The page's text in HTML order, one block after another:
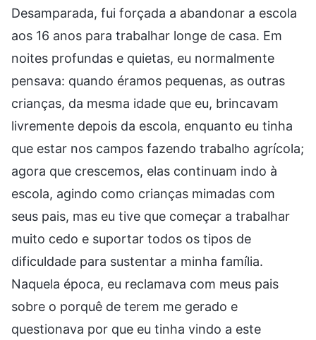
Desamparada, fui forçada a abandonar a escola
aos 16 anos para trabalhar longe de casa. Em
noites profundas e quietas, eu normalmente
pensava: quando éramos pequenas, as outras
crianças, da mesma idade que eu, brincavam
livremente depois da escola, enquanto eu tinha
que estar nos campos fazendo trabalho agrícola;
agora que crescemos, elas continuam indo à
escola, agindo como crianças mimadas com
seus pais, mas eu tive que começar a trabalhar
muito cedo e suportar todos os tipos de
dificuldade para sustentar a minha família.
Naquela época, eu reclamava com meus pais
sobre o porquê de terem me gerado e
questionava por que eu tinha vindo a este